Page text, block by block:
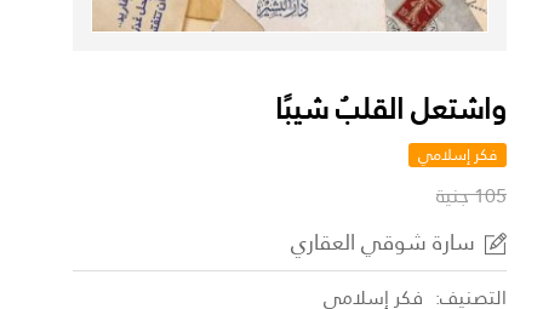
واشتعل القلبُ شيبًا
فكر إسلامي
105 جنية
سارة شوقي العقاري
التصنيف: فكر إسلامي